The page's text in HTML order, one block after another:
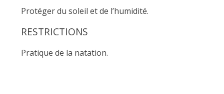
Protéger du soleil et de l’humidité.
RESTRICTIONS
Pratique de la natation.